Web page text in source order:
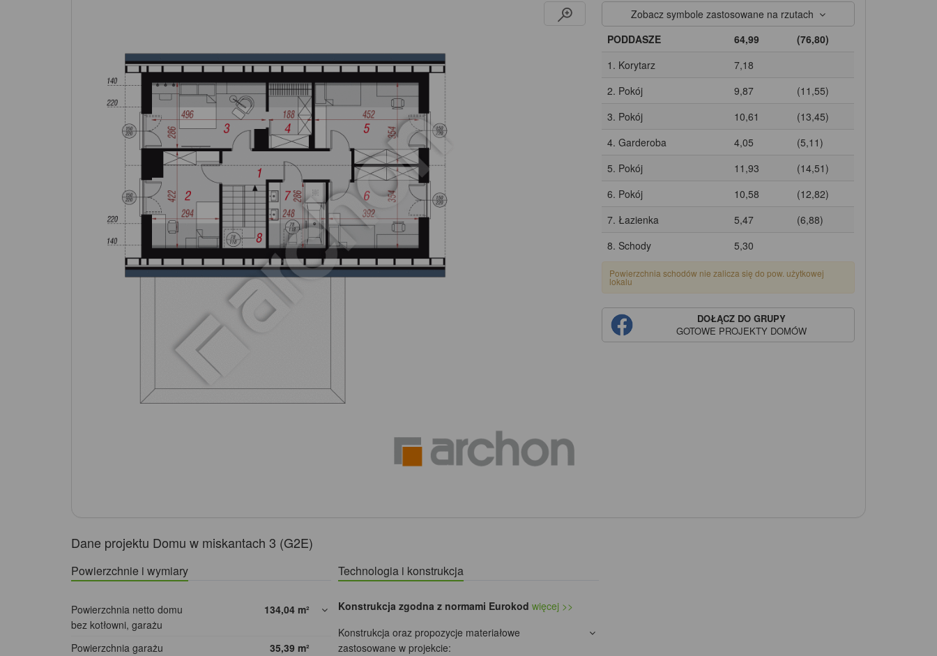
Zobacz symbole zastosowane na rzutach
PODDASZE
64,99
(76,80)
1. Korytarz
7,18
2. Pokój
9,87
(11,55)
3. Pokój
10,61
(13,45)
4. Garderoba
4,05
(5,11)
5. Pokój
11,93
(14,51)
6. Pokój
10,58
(12,82)
7. Łazienka
5,47
(6,88)
8. Schody
5,30
Powierzchnia schodów nie zalicza się do pow. użytkowej
lokalu
DOŁĄCZ DO GRUPY
GOTOWE PROJEKTY DOMÓW
Dane projektu Domu w miskantach 3 (G2E)
Powierzchnie i wymiary
Powierzchnia netto domu
bez kotłowni, garażu
134,04 m²
Powierzchnia garażu 35,39 m²
Technologia i konstrukcja
Konstrukcja zgodna z normami Eurokod więcej >>
Konstrukcja oraz propozycje materiałowe
zastosowane w projekcie: